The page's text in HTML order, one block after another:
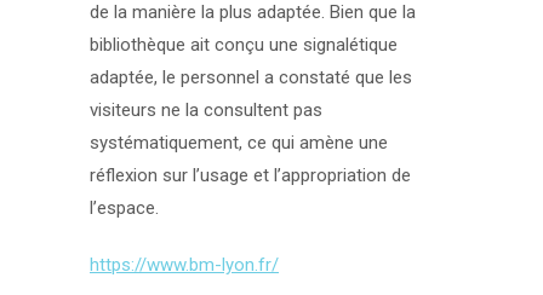
de la manière la plus adaptée. Bien que la
bibliothèque ait conçu une signalétique
adaptée, le personnel a constaté que les
visiteurs ne la consultent pas
systématiquement, ce qui amène une
réflexion sur l’usage et l’appropriation de
l’espace.
https://www.bm-lyon.fr/